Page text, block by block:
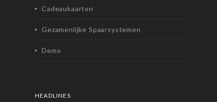
Cadeaukaarten
Gezamenlijke Spaarsystemen
Demo
HEADLINES